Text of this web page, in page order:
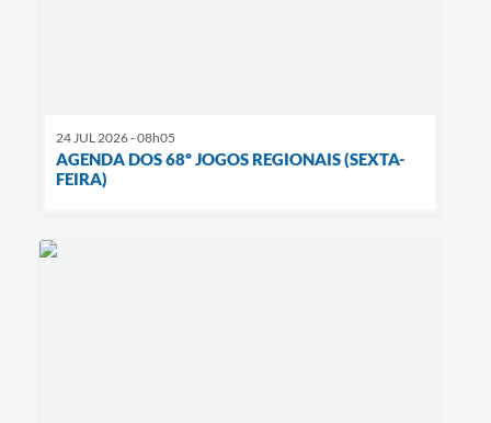
24 JUL 2026 - 08h05
AGENDA DOS 68º JOGOS REGIONAIS (SEXTA-
FEIRA)